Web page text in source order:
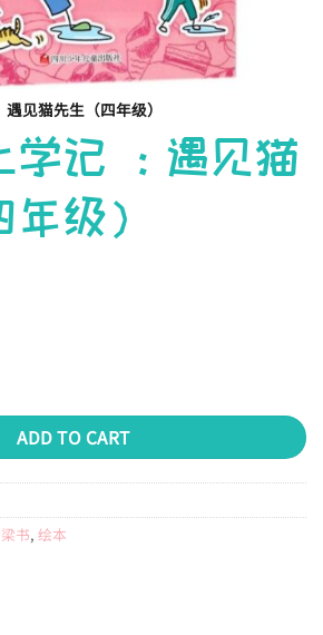
见猫先生（四年级）
学记 ：遇见猫
级）
ADD TO CART
书, 绘本